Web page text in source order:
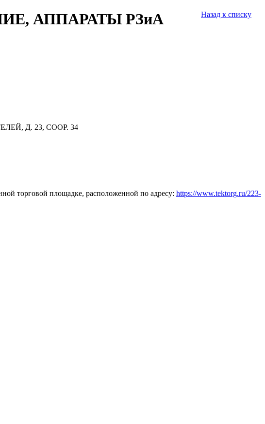
Назад к списку
АППАРАТЫ РЗиА
Д. 23, СООР. 34
торговой площадке, расположенной по адресу: https://www.tektorg.ru/223-